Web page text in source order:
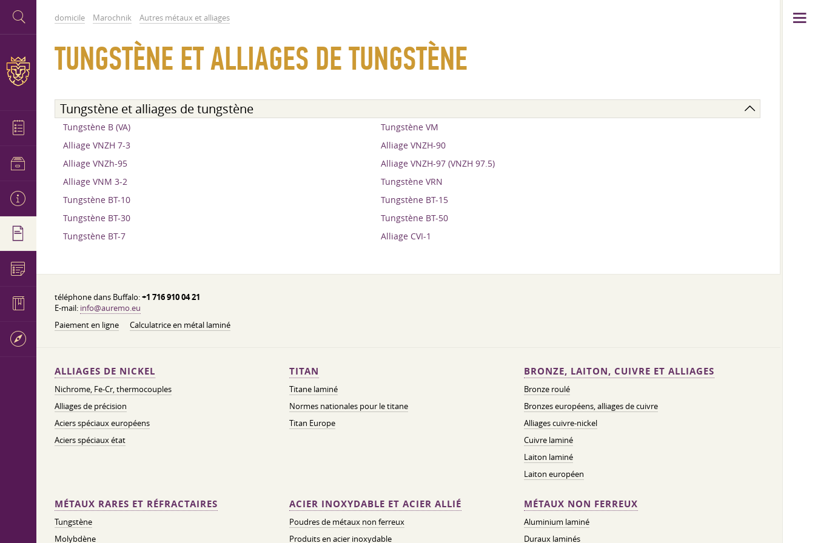
domicile Marochnik Autres métaux et alliages
TUNGSTÈNE ET ALLIAGES DE TUNGSTÈNE
Tungstène et alliages de tungstène
Tungstène B (VA)
Tungstène VM
Alliage VNZH 7-3
Alliage VNZH-90
Alliage VNZh-95
Alliage VNZH-97 (VNZH 97.5)
Alliage VNM 3-2
Tungstène VRN
Tungstène BT-10
Tungstène BT-15
Tungstène BT-30
Tungstène BT-50
Tungstène BT-7
Alliage CVI-1
téléphone dans Buffalo:+1 716 910 04 21
E-mail: info@auremo.eu
Paiement en ligne
Calculatrice en métal laminé
ALLIAGES DE NICKEL
Nichrome, Fe-Cr, thermocouples
Alliages de précision
Aciers spéciaux européens
Aciers spéciaux état
TITAN
Titane laminé
Normes nationales pour le titane
Titan Europe
BRONZE, LAITON, CUIVRE ET ALLIAGES
Bronze roulé
Bronzes européens, alliages de cuivre
Alliages cuivre-nickel
Cuivre laminé
Laiton laminé
Laiton européen
MÉTAUX RARES ET RÉFRACTAIRES
Tungstène
Molybdène
ACIER INOXYDABLE ET ACIER ALLIÉ
Poudres de métaux non ferreux
Produits en acier inoxydable
MÉTAUX NON FERREUX
Aluminium laminé
Duraux laminés